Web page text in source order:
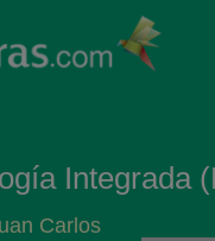
Integrada
Carlos